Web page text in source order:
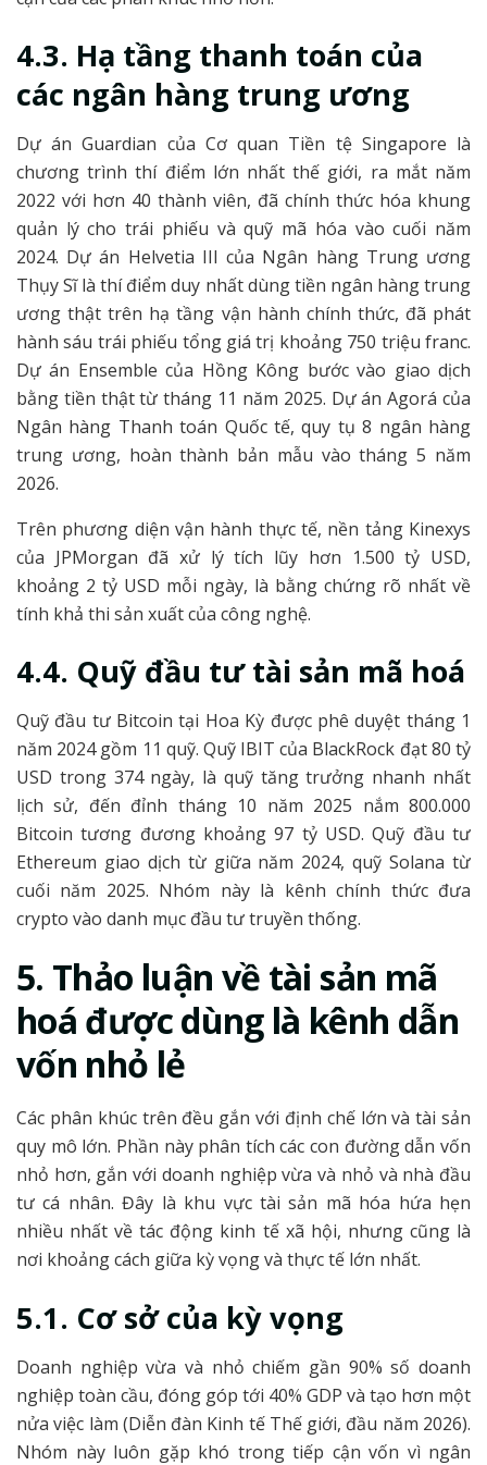
4.3. Hạ tầng thanh toán của
các ngân hàng trung ương
Dự án Guardian của Cơ quan Tiền tệ Singapore là
chương trình thí điểm lớn nhất thế giới, ra mắt năm
2022 với hơn 40 thành viên, đã chính thức hóa khung
quản lý cho trái phiếu và quỹ mã hóa vào cuối năm
2024. Dự án Helvetia III của Ngân hàng Trung ương
Thụy Sĩ là thí điểm duy nhất dùng tiền ngân hàng trung
ương thật trên hạ tầng vận hành chính thức, đã phát
hành sáu trái phiếu tổng giá trị khoảng 750 triệu franc.
Dự án Ensemble của Hồng Kông bước vào giao dịch
bằng tiền thật từ tháng 11 năm 2025. Dự án Agorá của
Ngân hàng Thanh toán Quốc tế, quy tụ 8 ngân hàng
trung ương, hoàn thành bản mẫu vào tháng 5 năm
2026.
Trên phương diện vận hành thực tế, nền tảng Kinexys
của JPMorgan đã xử lý tích lũy hơn 1.500 tỷ USD,
khoảng 2 tỷ USD mỗi ngày, là bằng chứng rõ nhất về
tính khả thi sản xuất của công nghệ.
4.4. Quỹ đầu tư tài sản mã hoá
Quỹ đầu tư Bitcoin tại Hoa Kỳ được phê duyệt tháng 1
năm 2024 gồm 11 quỹ. Quỹ IBIT của BlackRock đạt 80 tỷ
USD trong 374 ngày, là quỹ tăng trưởng nhanh nhất
lịch sử, đến đỉnh tháng 10 năm 2025 nắm 800.000
Bitcoin tương đương khoảng 97 tỷ USD. Quỹ đầu tư
Ethereum giao dịch từ giữa năm 2024, quỹ Solana từ
cuối năm 2025. Nhóm này là kênh chính thức đưa
crypto vào danh mục đầu tư truyền thống.
5. Thảo luận về tài sản mã
hoá được dùng là kênh dẫn
vốn nhỏ lẻ
Các phân khúc trên đều gắn với định chế lớn và tài sản
quy mô lớn. Phần này phân tích các con đường dẫn vốn
nhỏ hơn, gắn với doanh nghiệp vừa và nhỏ và nhà đầu
tư cá nhân. Đây là khu vực tài sản mã hóa hứa hẹn
nhiều nhất về tác động kinh tế xã hội, nhưng cũng là
nơi khoảng cách giữa kỳ vọng và thực tế lớn nhất.
5.1. Cơ sở của kỳ vọng
Doanh nghiệp vừa và nhỏ chiếm gần 90% số doanh
nghiệp toàn cầu, đóng góp tới 40% GDP và tạo hơn một
nửa việc làm (Diễn đàn Kinh tế Thế giới, đầu năm 2026).
Nhóm này luôn gặp khó trong tiếp cận vốn vì ngân